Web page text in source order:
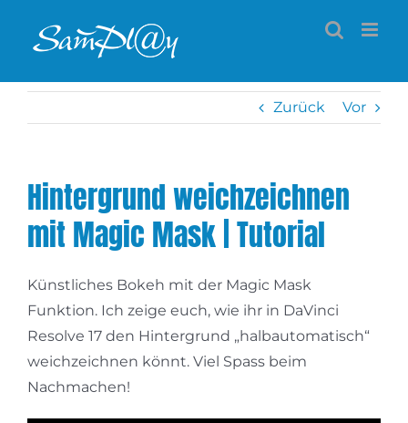
Inhalt
Zurück Vor
Hintergrund weichzeichnen
mit Magic Mask | Tutorial
Künstliches Bokeh mit der Magic Mask
Funktion. Ich zeige euch, wie ihr in DaVinci
Resolve 17 den Hintergrund „halbautomatisch“
weichzeichnen könnt. Viel Spass beim
Nachmachen!